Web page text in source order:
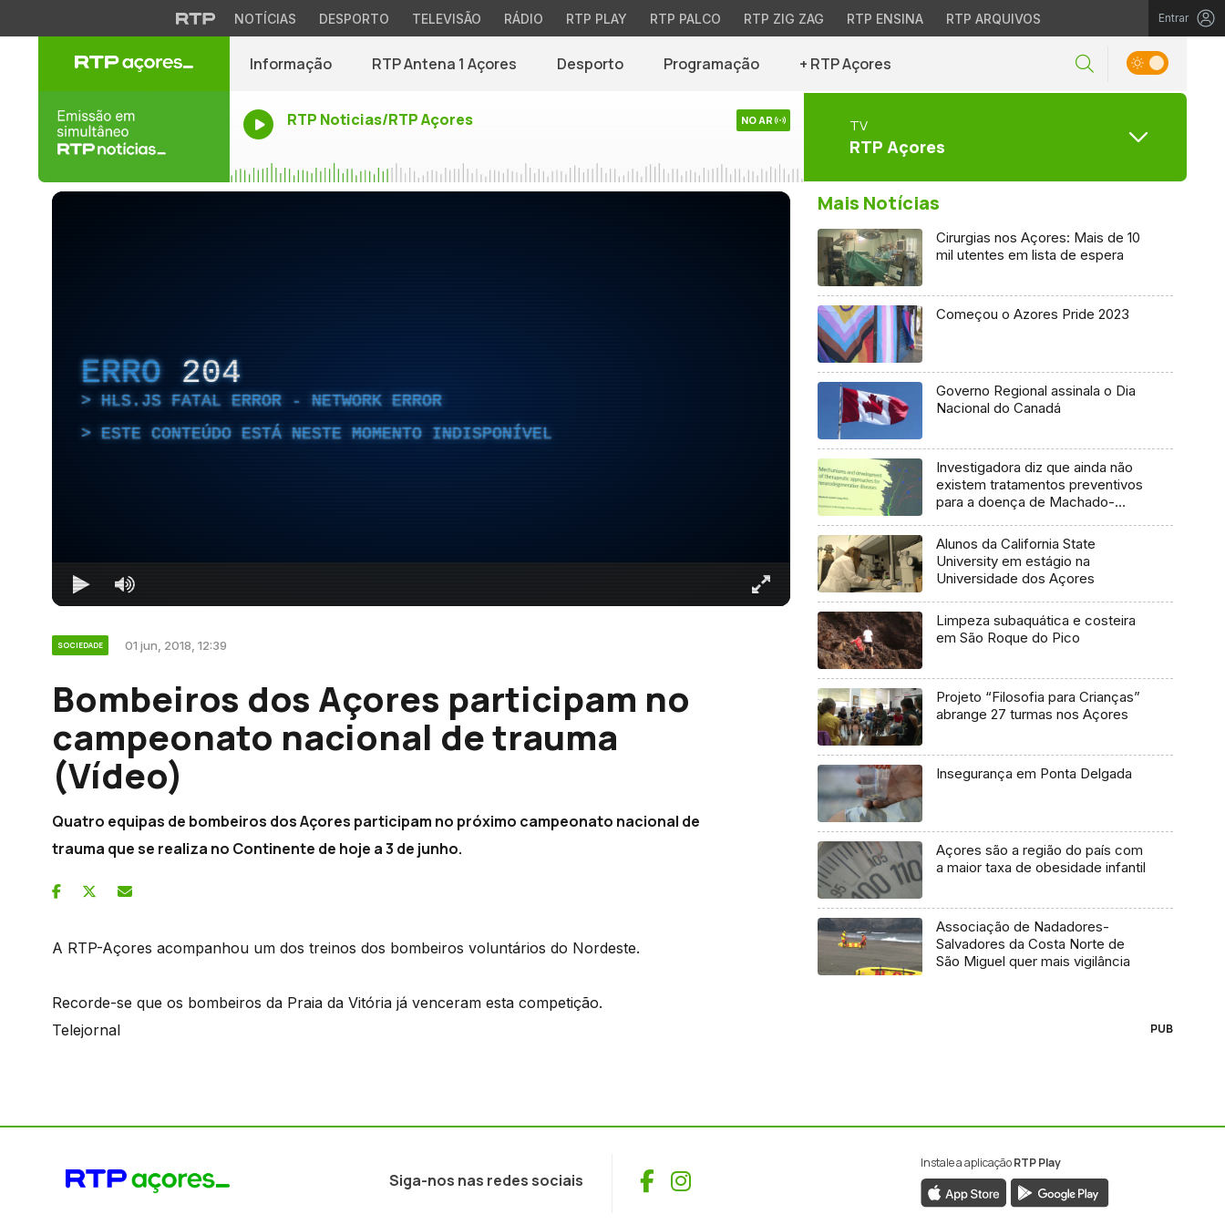
NOTÍCIAS DESPORTO TELEVISÃO RÁDIO RTP PLAY RTP PALCO RTP ZIG ZAG RTP ENSINA RTP ARQUIVOS Entrar
Informação RTP Antena 1 Açores Desporto Programação + RTP Açores
RTP Noticias/RTP Açores NO AR TV
RTP Açores
ERRO 204
HLS.JS FATAL ERROR - NETWORK ERROR
ESTE CONTEÚDO ESTÁ NESTE MOMENTO INDISPONÍVEL
SOCIEDADE 01 jun, 2018, 12:39
Bombeiros dos Açores participam no
campeonato nacional de trauma
(Vídeo)
Quatro equipas de bombeiros dos Açores participam no próximo campeonato nacional de
trauma que se realiza no Continente de hoje a 3 de junho.
A RTP-Açores acompanhou um dos treinos dos bombeiros voluntários do Nordeste.
Recorde-se que os bombeiros da Praia da Vitória já venceram esta competição.
Telejornal
Mais Notícias
Cirurgias nos Açores: Mais de 10
mil utentes em lista de espera
Começou o Azores Pride 2023
Governo Regional assinala o Dia
Nacional do Canadá
Investigadora diz que ainda não
existem tratamentos preventivos
para a doença de Machado-
Alunos da California State
University em estágio na
Universidade dos Açores
Limpeza subaquática e costeira
em São Roque do Pico
Projeto “Filosofia para Crianças”
abrange 27 turmas nos Açores
Insegurança em Ponta Delgada
Açores são a região do país com
a maior taxa de obesidade infantil
Associação de Nadadores-
Salvadores da Costa Norte de
São Miguel quer mais vigilância
PUB
Siga-nos nas redes sociais Facebook
Instagram
Instale a aplicaçãoRTP Play